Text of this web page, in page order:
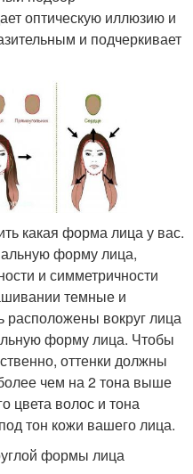
оптическую иллюзию и
и подчеркивает
какая форма лица у вас.
форму лица,
и симметричности
темные и
расположены вокруг лица
форму лица. Чтобы
оттенки должны
чем на 2 тона выше
цвета волос и тона
тон кожи вашего лица.
формы лица